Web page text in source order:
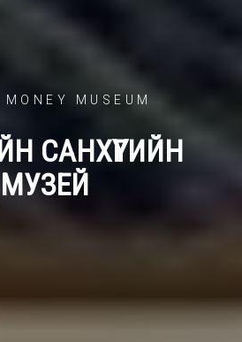
MONEY MUSEUM
САНХҮҮГИЙН
МУЗЕЙ